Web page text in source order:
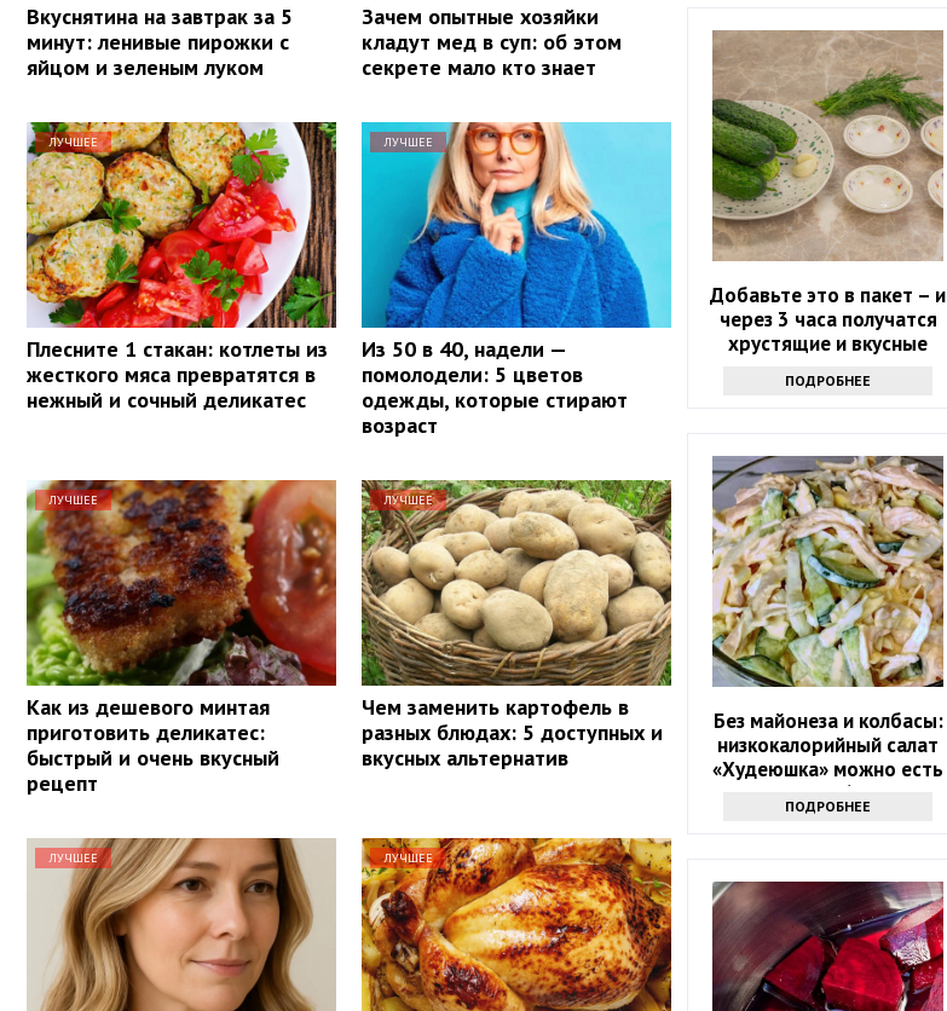
Вкуснятина на завтрак за 5
минут: ленивые пирожки с
яйцом и зеленым луком
Зачем опытные хозяйки
кладут мед в суп: об этом
секрете мало кто знает
ЛУЧШЕЕ
Плесните 1 стакан: котлеты из
жесткого мяса превратятся в
нежный и сочный деликатес
ЛУЧШЕЕ
Из 50 в 40, надели —
помолодели: 5 цветов
одежды, которые стирают
возраст
ЛУЧШЕЕ
Как из дешевого минтая
приготовить деликатес:
быстрый и очень вкусный
рецепт
ЛУЧШЕЕ
Чем заменить картофель в
разных блюдах: 5 доступных и
вкусных альтернатив
ЛУЧШЕЕ ЛУЧШЕЕ
Добавьте это в пакет – и
через 3 часа получатся
хрустящие и вкусные
ПОДРОБНЕЕ
Без майонеза и колбасы:
низкокалорийный салат
«Худеюшка» можно есть
даже после 6 вечера
ПОДРОБНЕЕ